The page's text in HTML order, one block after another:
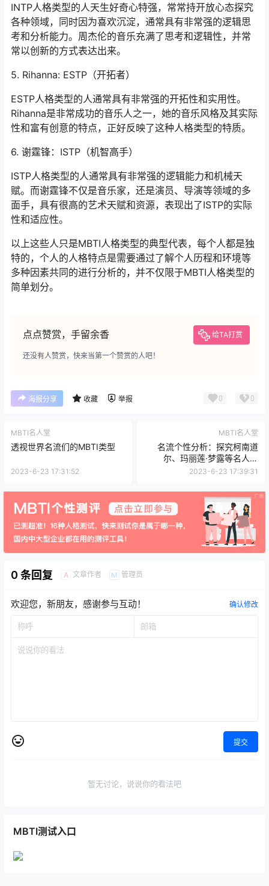
INTP人格类型的人天生好奇心特强，常常持开放心态探究
各种领域，同时因为喜欢沉淀，通常具有非常强的逻辑思
考和分析能力。周杰伦的音乐充满了思考和逻辑性，并常
常以创新的方式表达出来。
5. Rihanna: ESTP（开拓者）
ESTP人格类型的人通常具有非常强的开拓性和实用性。
Rihanna是非常成功的音乐人之一，她的音乐风格及其实际
性和富有创意的特点，正好反映了这种人格类型的特质。
6. 谢霆锋：ISTP（机智高手）
ISTP人格类型的人通常具有非常强的逻辑能力和机械天
赋。而谢霆锋不仅是音乐家，还是演员、导演等领域的多
面手，具有很高的艺术天赋和资源，表现出了ISTP的实际
性和适应性。
以上这些人只是MBTI人格类型的典型代表，每个人都是独
特的，个人的人格特点是需要通过了解个人历程和环境等
多种因素共同的进行分析的，并不仅限于MBTI人格类型的
简单划分。
点点赞赏，手留余香 给TA打赏
还没有人赞赏，快来当第一个赞赏的人吧！
海报分享 收藏 举报 0 0
MBTI名人堂
透视世界名流们的MBTI类型
2023-6-23 17:31:52
MBTI名人堂
名流个性分析：探究柯南道
尔、玛丽莲·梦露等名人的
MBTI类型
2023-6-23 17:39:31
0 条回复 A 文章作者 M 管理员
欢迎您，新朋友，感谢参与互动！ 确认修改
提交
暂无讨论，说说你的看法吧
MBTI测试入口